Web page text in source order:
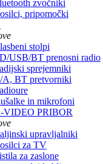
zvočniki
pripomočki
stolpi
USB/BT prenosni radio
sprejemniki
A, BT pretvorniki
in mikrofoni
VIDEO PRIBOR
upravljalniki
za TV
za zaslone